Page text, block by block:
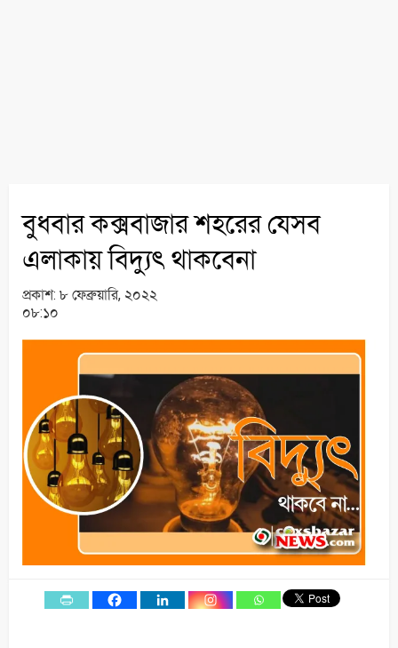
বুধবার কক্সবাজার শহরের যেসব
এলাকায় বিদ্যুৎ থাকবেনা
প্রকাশ: ৮ ফেব্রুয়ারি, ২০২২
০৮:১০